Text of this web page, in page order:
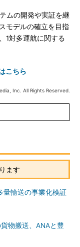
ムの開発や実証を継
モデルの確立を目指
1対多運航に関する
こちら
Inc. All Rights Reserved.
ます
量輸送の事業化検証
物搬送、ANAと豊